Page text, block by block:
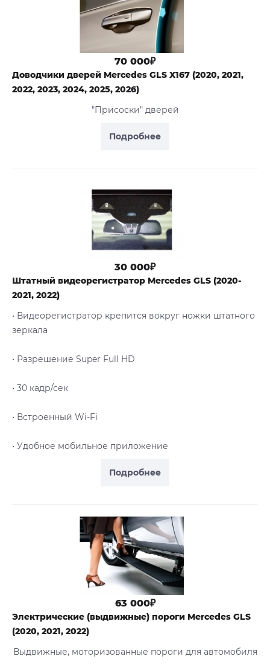
Подробнее
70 000₽
Доводчики дверей Mercedes GLS X167 (2020, 2021,
2022, 2023, 2024, 2025, 2026)
"Присоски" дверей
Подробнее
30 000₽
Штатный видеорегистратор Mercedes GLS (2020-
2021, 2022)
• Видеорегистратор крепится вокруг ножки штатного
зеркала
• Разрешение Super Full HD
• 30 кадр/сек
• Встроенный Wi-Fi
• Удобное мобильное приложение
63 000₽
Электрические (выдвижные) пороги Mercedes GLS
(2020, 2021, 2022)
Выдвижные, моторизованные пороги для автомобиля